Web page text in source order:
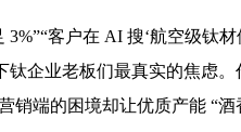
客户在 AI 搜‘航空级钛
企业老板们最真实的焦虑
端的困境却让优质产能 “酒